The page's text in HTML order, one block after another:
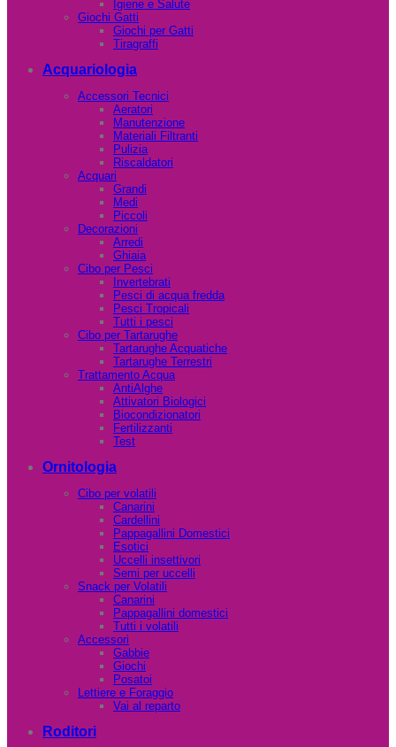
Igiene e Salute
Giochi Gatti
Giochi per Gatti
Tiragraffi
Acquariologia
Accessori Tecnici
Aeratori
Manutenzione
Materiali Filtranti
Pulizia
Riscaldatori
Acquari
Grandi
Medi
Piccoli
Decorazioni
Arredi
Ghiaia
Cibo per Pesci
Invertebrati
Pesci di acqua fredda
Pesci Tropicali
Tutti i pesci
Cibo per Tartarughe
Tartarughe Acquatiche
Tartarughe Terrestri
Trattamento Acqua
AntiAlghe
Attivatori Biologici
Biocondizionatori
Fertilizzanti
Test
Ornitologia
Cibo per volatili
Canarini
Cardellini
Pappagallini Domestici
Esotici
Uccelli insettivori
Semi per uccelli
Snack per Volatili
Canarini
Pappagallini domestici
Tutti i volatili
Accessori
Gabbie
Giochi
Posatoi
Lettiere e Foraggio
Vai al reparto
Roditori